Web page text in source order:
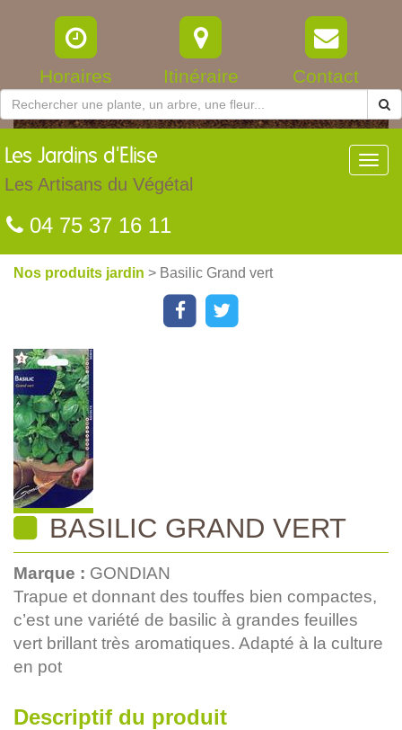
Horaires Itinéraire Contact
Les Jardins d'Elise
Les Artisans du Végétal
04 75 37 16 11
Nos produits jardin > Basilic Grand vert
BASILIC GRAND VERT
Marque : GONDIAN
Trapue et donnant des touffes bien compactes,
c’est une variété de basilic à grandes feuilles
vert brillant très aromatiques. Adapté à la culture
en pot
Descriptif du produit